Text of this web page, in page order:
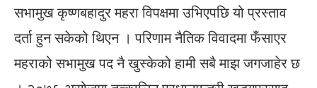
सभामुख कृष्णबहादुर महरा विपक्षमा उभिएपछि यो प्रस्ताव
दर्ता हुन सकेको थिएन । परिणाम नैतिक विवादमा फँसाएर
महराको सभामुख पद नै खुस्केको हामी सबै माझ जगजाहेर छ